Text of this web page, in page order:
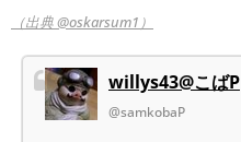
（出典 @oskarsum1）
willys43@こばP
@samkobaP